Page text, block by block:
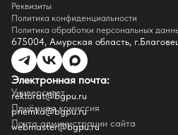
Сведения о доходах
Доступная среда
Инфраструктура
Противодествие коррупции
Противодействие терроризму
Целевой капитал
Часто задаваемые вопросы
Внутренний сайт
Факультеты
Реквизиты
Политика конфиденциальности
Политика обработки персональных
675004, Амурская область,
Электронная почта:
Университет
rektorat@bgpu.ru
Приёмная комиссия
priemka@bgpu.ru
Почта администрации сайта
webmaster@bgpu.ru